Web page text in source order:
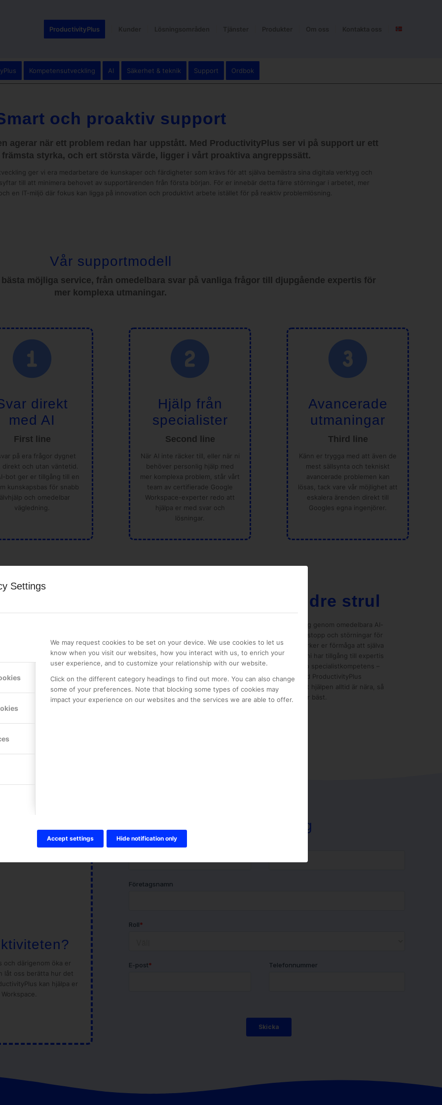
Settings
We may request cookies to be set on your device. We use cookies to let us
know when you visit our websites, how you interact with us, to enrich your
user experience, and to customize your relationship with our website.
Click on the different category headings to find out more. You can also change
some of your preferences. Note that blocking some types of cookies may
impact your experience on our websites and the services we are able to offer.
Accept settings Hide notification only
ProductivityPlus Kunder Lösningsområden Tjänster Produkter Om oss Kontakta oss
Kompetensutveckling AI Säkerhet & teknik Support Ordbok
och proaktiv support
agerar när ett problem redan har uppstått. Med ProductivityPlus ser vi på support ur ett
styrka, och ert största värde, ligger i vårt proaktiva angreppssätt.
ger vi era medarbetare de kunskaper och färdigheter som krävs för att själva bemästra sina digitala verktyg och
till att minimera behovet av supportärenden från första början. För er innebär detta färre störningar i arbetet, mer
en IT-miljö där fokus kan ligga på innovation och produktivt arbete istället för på reaktiv problemlösning.
Vår supportmodell
möjliga service, från omedelbara svar på vanliga frågor till djupgående expertis för
mer komplexa utmaningar.
direkt
med AI
First line
på era frågor dygnet
direkt och utan väntetid.
bot ger er tillgång till en
kunskapsbas för snabb
och omedelbar
vägledning.
Hjälp från
specialister
Second line
När AI inte räcker till, eller när ni
behöver personlig hjälp med
mer komplexa problem, står vårt
team av certifierade Google
Workspace-experter redo att
hjälpa er med svar och
lösningar.
Avancerade
utmaningar
Third line
Känn er trygga med att även de
mest sällsynta och tekniskt
avancerade problemen kan
lösas, tack vare vår möjlighet att
eskalera ärenden direkt till
Googles egna ingenjörer.
support på
preferenser,
möjligt.
i vår lärplattform.
via er
använder dagligen
Mer gjort med mindre strul
Vår supportmodell ger er snabbare problemlösning genom omedelbara AI-
svar och effektiv eskalering, vilket minimerar driftstopp och störningar för
ökad produktivitet och minskad frustration. Ni stärker er förmåga att själva
lösa enklare problem med AI-stöd, samtidigt som ni har tillgång till expertis
på alla nivåer – från en bred kunskapsbas till djup specialistkompetens –
via flexibla kanaler som passar er bäst. Med ProductivityPlus
supportleverans kan ni därför känna er trygga i att hjälpen alltid är nära, så
att ni kan fokusera på det ni gör bäst.
och därigenom öka er
låt oss berätta hur det
kan hjälpa er
Kontakta mig